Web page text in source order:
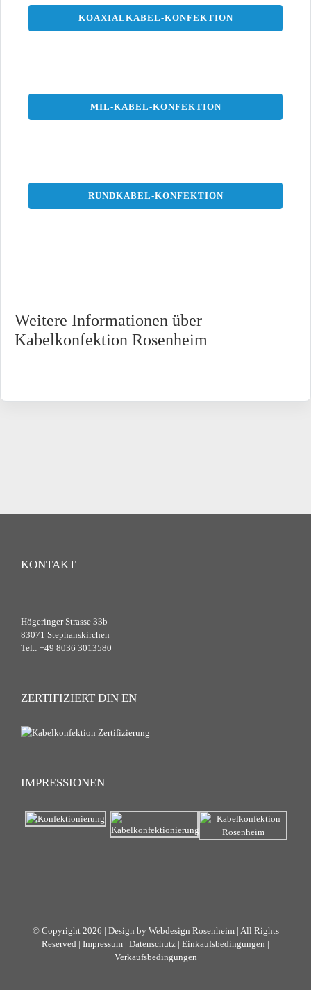
KOAXIALKABEL-KONFEKTION
MIL-KABEL-KONFEKTION
RUNDKABEL-KONFEKTION
Weitere Informationen über
Kabelkonfektion Rosenheim
KONTAKT
Högeringer Strasse 33b
83071 Stephanskirchen
Tel.: +49 8036 3013580
ZERTIFIZIERT DIN EN
IMPRESSIONEN
© Copyright 2026 | Design by Webdesign Rosenheim| All Rights
Reserved | Impressum | Datenschutz | Einkaufsbedingungen |
Verkaufsbedingungen